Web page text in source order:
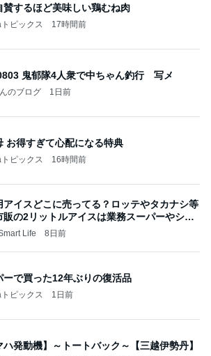
賛するほど美味しい鶏むね肉
ピックス 17時間前
20260803 鬼郁隊4人衆で中ちゃん釣行 写メ
のブログ 1日前
お得すぎて心配になる特典
ピックス 16時間前
アイスどこに売ってる？ロッテやタカナシ等
販の2リットルアイスは業務スーパーやシャ
Life 8日前
ーで買った12年ぶりの復活品
ピックス 1日前
ハ発動機】～トートバック～【三越伊勢丹】